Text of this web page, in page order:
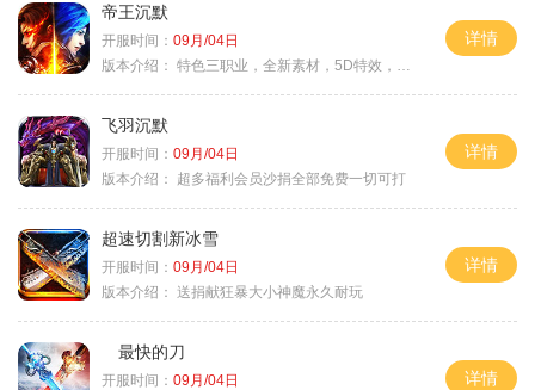
帝王沉默
开服时间： 09月/04日
版本介绍： 特色三职业，全新素材，5D特效，不卡图
详情
飞羽沉默
开服时间： 09月/04日
版本介绍：
超多福利会员沙捐全部免费一切可打
详情
超速切割新冰雪
开服时间： 09月/04日
版本介绍： 送捐献狂暴大小神魔永久耐玩
详情
最快的刀
开服时间： 09月/04日
详情